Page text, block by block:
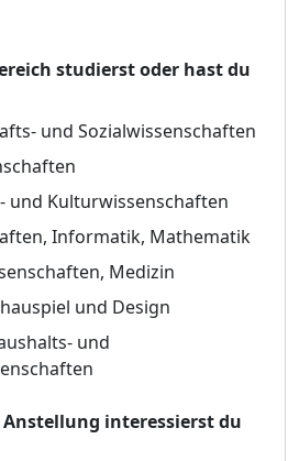
studierst oder hast du
und Sozialwissenschaften
und Kulturwissenschaften
Informatik, Mathematik
Medizin
und Design
und
interessierst du